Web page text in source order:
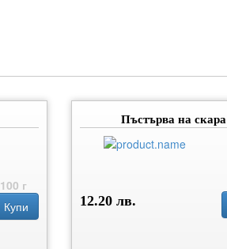
100 г
Купи
Пъстърва на скара
12.20 лв.